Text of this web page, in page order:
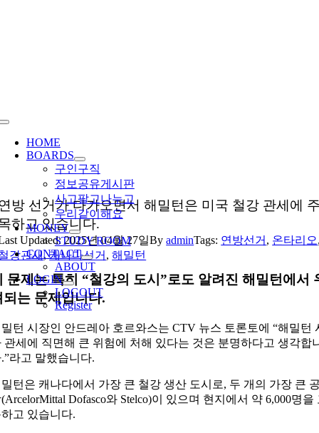
Toggle
Navigation
HOME
BOARDS
구인구직
정보공유게시판
사고팔고나누고
우리같이해요
MONEY
STUDY ROOM
CONTACT
ABOUT
LOGIN
LOGOUT
Register
방 선거가 다가오면서 해밀턴은 미국 철강 관세에
하고 있습니다.
Updated: 2025년 04월 27일ByadminTags: 연방선거 , 온타리오
강관새,캐나다선거 ,해밀턴
문제는 특히 “철강의 도시”로도 알려진 해밀턴에서
되는 문제입니다.
턴 시장인 안드레아 호르와스는 CTV 뉴스 토론토에 “해밀턴
관세에 직면해 큰 위험에 처해 있다는 것은 분명하다고 생각합
라고 말했습니다.
턴은 캐나다에서 가장 큰 철강 생산 도시로, 두 개의 가장 큰
Dofasco와 Stelco)이 있으며 현지에서 약 6,000명을
고 있습니다.